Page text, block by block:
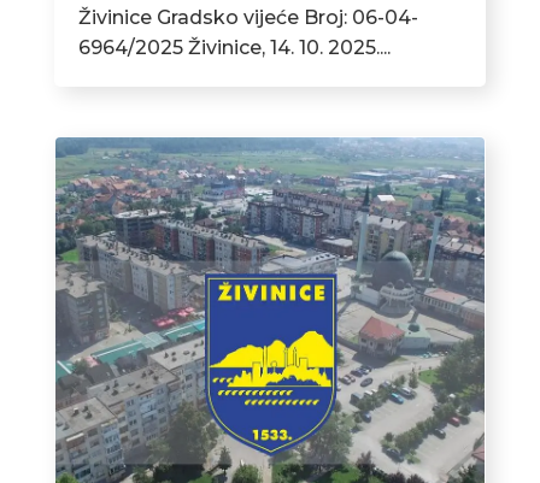
Živinice Gradsko vijeće Broj: 06-04-
6964/2025 Živinice, 14. 10. 2025....